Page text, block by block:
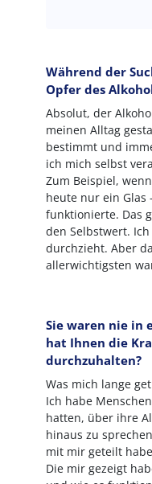
Während der
Opfer des
Absolut, der
meinen Alltag
bestimmt und
ich mich selbst
Zum Beispiel,
heute nur ein Glas
funktionierte. Das
den Selbstwert.
durchzieht. Aber
allerwichtigsten
Sie waren nie in
hat Ihnen die
durchzuhalten?
Was mich lange
Ich habe
hatten, über ihre
hinaus zu
mit mir geteilt
Die mir gezeigt